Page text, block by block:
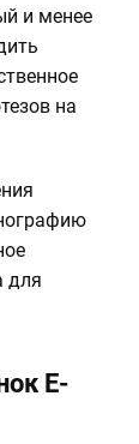
и менее
на
для
Е-